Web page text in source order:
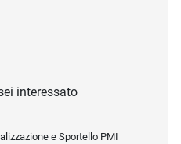
interessato
e Sportello PMI